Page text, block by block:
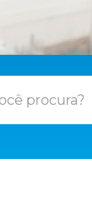
procura?